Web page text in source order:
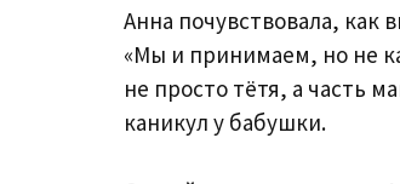
Анна почувствовала, как
«Мы и принимаем, но не
не просто тётя, а часть
каникул у бабушки.